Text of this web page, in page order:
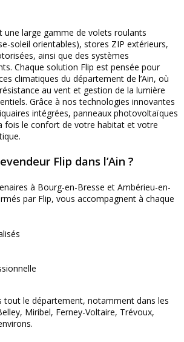
une large gamme de volets roulants
soleil orientables), stores ZIP extérieurs,
ainsi que des systèmes
Chaque solution Flip est pensée pour
climatiques du département de l’Ain, où
au vent et gestion de la lumière
Grâce à nos technologies innovantes
intégrées, panneaux photovoltaïques
fois le confort de votre habitat et votre
Flip dans l’Ain ?
à Bourg-en-Bresse et Ambérieu-en-
par Flip, vous accompagnent à chaque
tout le département, notamment dans les
Miribel, Ferney-Voltaire, Trévoux,